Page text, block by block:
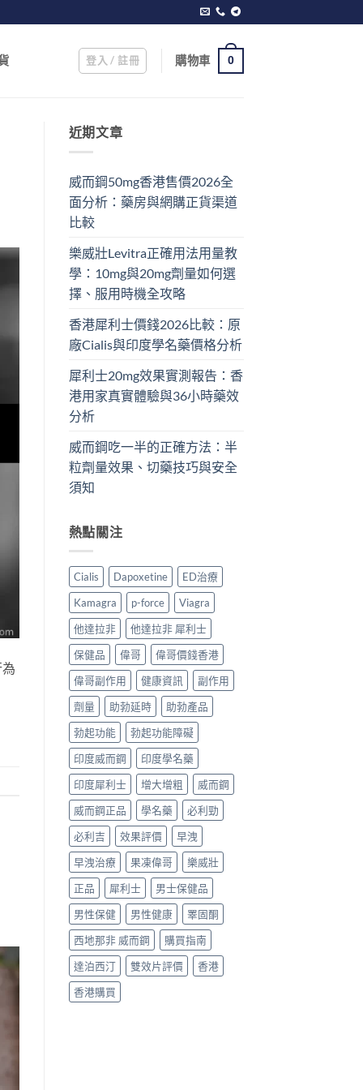
登入 / 註冊 購物車 0
近期文章
威而鋼50mg香港售價2026全
面分析：藥房與網購正貨渠道
比較
樂威壯Levitra正確用法用量教
學：10mg與20mg劑量如何選
擇、服用時機全攻略
香港犀利士價錢2026比較：原
廠Cialis與印度學名藥價格分析
犀利士20mg效果實測報告：香
港用家真實體驗與36小時藥效
分析
威而鋼吃一半的正確方法：半
粒劑量效果、切藥技巧與安全
須知
熱點關注
Cialis Dapoxetine
ED治療
Kamagra
p-force
Viagra
他達拉非
他達拉非 犀利士
保健品
偉哥
偉哥價錢香港
偉哥副作用
健康資訊
副作用
劑量
助勃延時
助勃產品
勃起功能
勃起功能障礙
印度威而鋼
印度學名藥
印度犀利士
增大增粗
威而鋼
威而鋼正品
學名藥
必利勁
必利吉
效果評價
早洩
早洩治療
果凍偉哥
樂威壯
正品
犀利士
男士保健品
男性保健
男性健康
睪固酮
西地那非 威而鋼
購買指南
達泊西汀
雙效片評價
香港
香港購買